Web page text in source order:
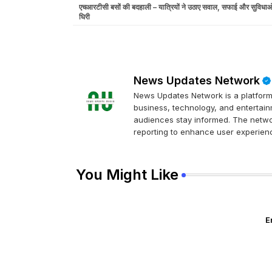
एचआरटीसी बसों की बदहाली – यात्रियों ने उठाए सवाल, सफाई और
घिरी
News Updates Network
News Updates Network is a
business, technology, and
audiences stay informed. The
reporting to enhance user
You Might Like